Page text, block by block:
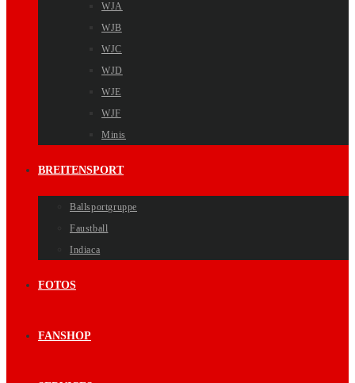
WJA
WJB
WJC
WJD
WJE
WJF
Minis
BREITENSPORT
Ballsportgruppe
Faustball
Indiaca
FOTOS
FANSHOP